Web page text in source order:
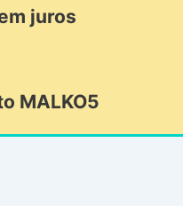
juros
MALKO5